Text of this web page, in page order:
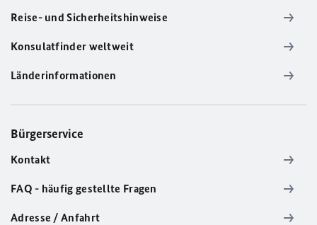
Reise- und Sicherheitshinweise
Konsulatfinder weltweit
Länderinformationen
Bürgerservice
Kontakt
FAQ - häufig gestellte Fragen
Adresse / Anfahrt